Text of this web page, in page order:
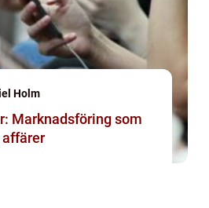
Holm
Marknadsföring som